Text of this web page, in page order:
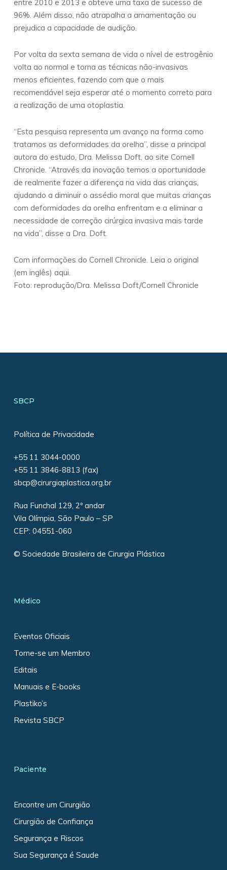
entre 2010 e 2013 e obteve uma taxa de sucesso de
96%. Além disso, não atrapalha a amamentação ou
prejudica a capacidade de audição.
Por volta da sexta semana de vida o nível de estrogênio
volta ao normal e torna as técnicas não-invasivas
menos eficientes, fazendo com que o mais
recomendável seja esperar até o momento correto para
a realização de uma otoplastia.
“Esta pesquisa representa um avanço na forma como
tratamos as deformidades da orelha”, disse a principal
autora do estudo, Dra. Melissa Doft, ao site Cornell
Chronicle. “Através da inovação temos a oportunidade
de realmente fazer a diferença na vida das crianças,
ajudando a diminuir o assédio moral que muitas crianças
com deformidades da orelha enfrentam e a eliminar a
necessidade de correção cirúrgica invasiva mais tarde
na vida”, disse a Dra. Doft.
Com informações do Cornell Chronicle. Leia o original
(em inglês) aqui.
Foto: reprodução/Dra. Melissa Doft/Cornell Chronicle
SBCP
Política de Privacidade
+55 11 3044-0000
+55 11 3846-8813 (fax)
sbcp@cirurgiaplastica.org.br
Rua Funchal 129, 2º andar
Vila Olímpia, São Paulo – SP
CEP: 04551-060
© Sociedade Brasileira de Cirurgia Plástica
Médico
Eventos Oficiais
Torne-se um Membro
Editais
Manuais e E-books
Plastiko’s
Revista SBCP
Paciente
Encontre um Cirurgião
Cirurgião de Confiança
Segurança e Riscos
Sua Segurança é Saude